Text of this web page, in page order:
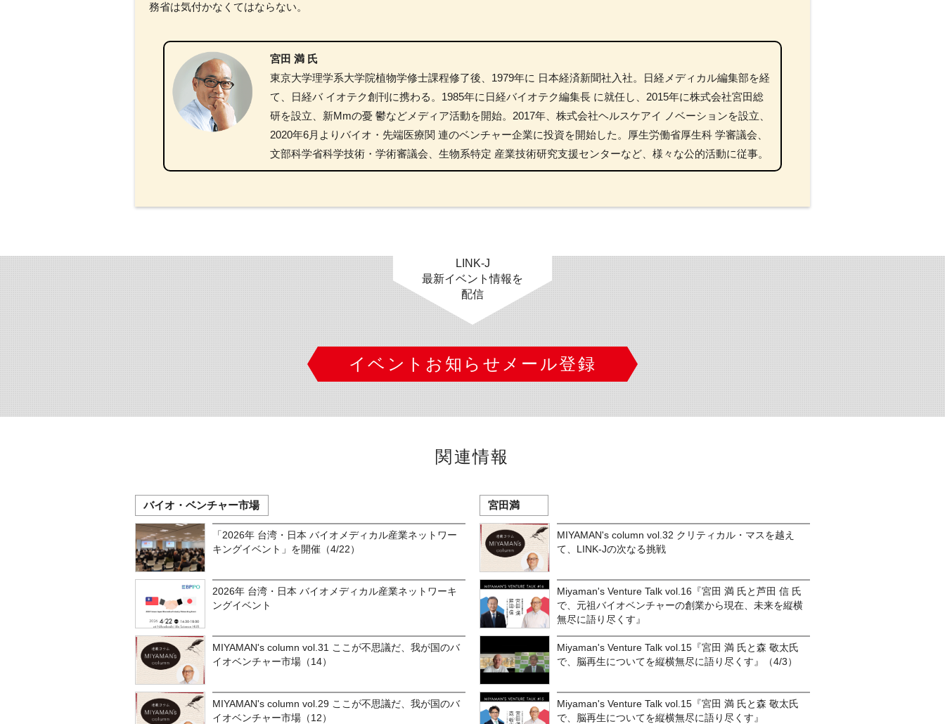
務省は気付かなくてはならない。
宮田 満 氏
東京大学理学系大学院植物学修士課程修了後、1979年に 日本経済新聞社入社。日経メディカル編集部を経
て、日経バ イオテク創刊に携わる。1985年に日経バイオテク編集長 に就任し、2015年に株式会社宮田総
研を設立、新Mmの憂 鬱などメディア活動を開始。2017年、株式会社ヘルスケアイ ノベーションを設立、
2020年6月よりバイオ・先端医療関 連のベンチャー企業に投資を開始した。厚生労働省厚生科 学審議会、
文部科学省科学技術・学術審議会、生物系特定 産業技術研究支援センターなど、様々な公的活動に従事。
LINK-J
最新イベント情報を
配信
イベントお知らせメール登録
関連情報
バイオ・ベンチャー市場
「2026年 台湾・日本 バイオメディカル産業ネットワー
キングイベント」を開催（4/22）
2026年 台湾・日本 バイオメディカル産業ネットワーキ
ングイベント
MIYAMAN's column vol.31 ここが不思議だ、我が国のバ
イオベンチャー市場（14）
MIYAMAN's column vol.29 ここが不思議だ、我が国のバ
イオベンチャー市場（12）
宮田満
MIYAMAN's column vol.32 クリティカル・マスを越え
て、LINK-Jの次なる挑戦
Miyaman's Venture Talk vol.16『宮田 満 氏と芦田 信 氏
で、元祖バイオベンチャーの創業から現在、未来を縦横
無尽に語り尽くす』
Miyaman's Venture Talk vol.15『宮田 満 氏と森 敬太氏
で、脳再生についてを縦横無尽に語り尽くす』（4/3）
Miyaman's Venture Talk vol.15『宮田 満 氏と森 敬太氏
で、脳再生についてを縦横無尽に語り尽くす』